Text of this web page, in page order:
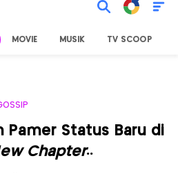
MOVIE MUSIK TV SCOOP
Pamer Status Baru di
Chapter..